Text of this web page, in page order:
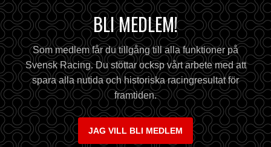
BLI MEDLEM!
Som medlem får du tillgång till alla funktioner på
Svensk Racing. Du stöttar ocksp vårt arbete med att
spara alla nutida och historiska racingresultat för
framtiden.
JAG VILL BLI MEDLEM